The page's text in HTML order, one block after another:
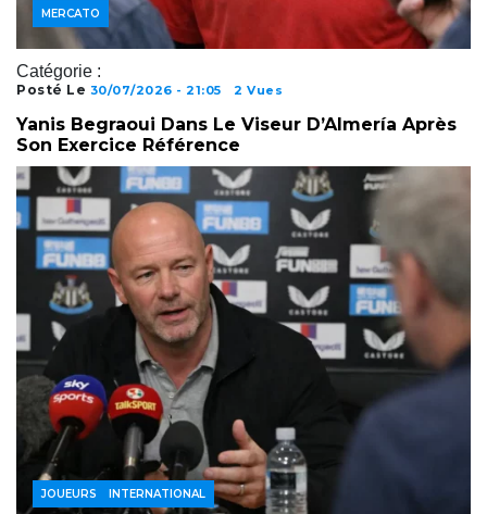
Catégorie :
JOUEURS
MERCATO
Posté Le 30/07/2026 - 21:05 2 Vues
Yanis Begraoui Dans Le Viseur D’Almería Après
Son Exercice Référence
FOOTBALL INTERNATIONAL
JOUEURS